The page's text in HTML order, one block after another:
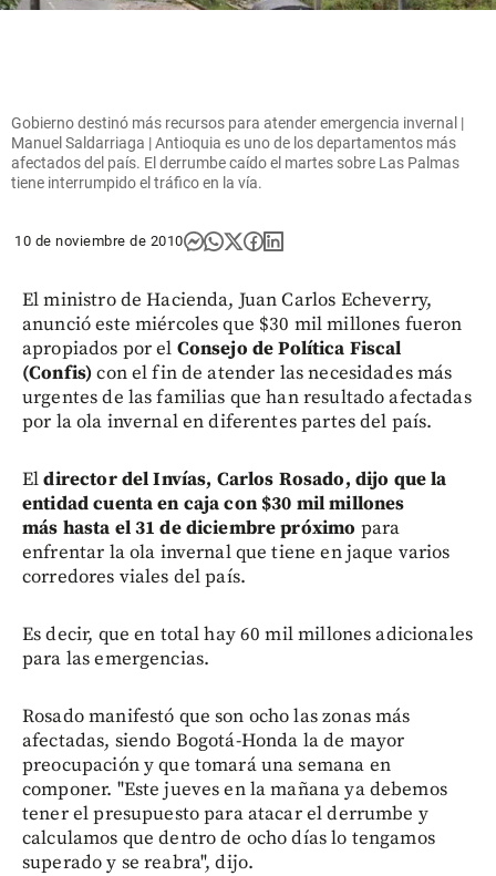
Gobierno destinó más recursos para atender emergencia invernal |
Manuel Saldarriaga | Antioquia es uno de los departamentos más
afectados del país. El derrumbe caído el martes sobre Las Palmas
tiene interrumpido el tráfico en la vía.
10 de noviembre de 2010
El ministro de Hacienda, Juan Carlos Echeverry,
anunció este miércoles que $30 mil millones fueron
apropiados por el Consejo de Política Fiscal
(Confis)con el fin de atender las necesidades más
urgentes de las familias que han resultado afectadas
por la ola invernal en diferentes partes del país.
Eldirector del Invías, Carlos Rosado, dijo que la
entidad cuenta en caja con $30 mil millones
más hasta el 31 de diciembre próximo para
enfrentar la ola invernal que tiene en jaque varios
corredores viales del país.
Es decir, que en total hay 60 mil millones adicionales
para las emergencias.
Rosado manifestó que son ocho las zonas más
afectadas, siendo Bogotá-Honda la de mayor
preocupación y que tomará una semana en
componer. "Este jueves en la mañana ya debemos
tener el presupuesto para atacar el derrumbe y
calculamos que dentro de ocho días lo tengamos
superado y se reabra", dijo.